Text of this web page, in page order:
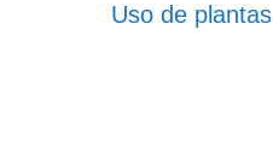
Uso de plantas